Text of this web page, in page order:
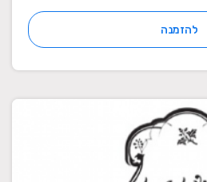
להזמנה